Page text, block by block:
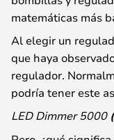
matemáticas más
Al elegir un
que haya
regulador.
podría tener este
LED Dimmer 5000